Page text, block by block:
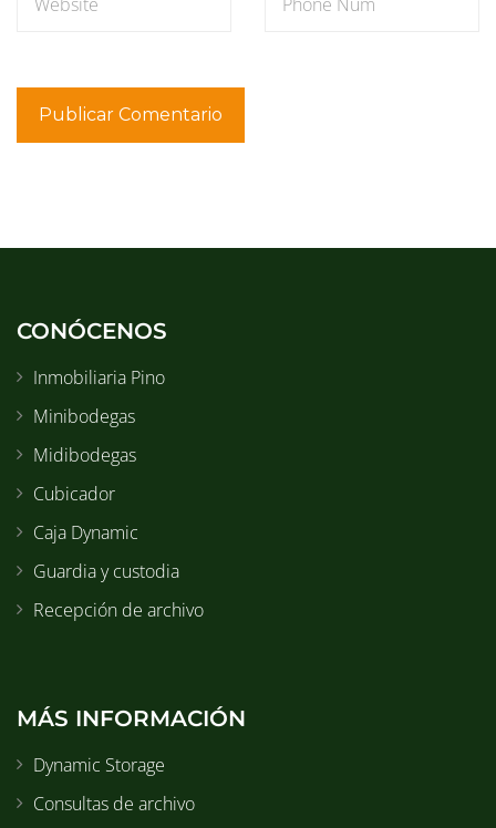
CONÓCENOS
Inmobiliaria Pino
Minibodegas
Midibodegas
Cubicador
Caja Dynamic
Guardia y custodia
Recepción de archivo
MÁS INFORMACIÓN
Dynamic Storage
Consultas de archivo